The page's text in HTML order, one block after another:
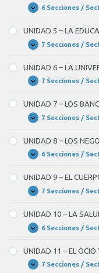
PAREJA
Y
AMIGOS
Expandir
UNIDAD
–
LAS
RELACIONES
HUMANAS
6 Secciones /
UNIDAD 5 – LA
Expandir
UNIDAD
–
LA
EDUCACIÓN
7 Secciones /
UNIDAD 6 – LA
Expandir
UNIDAD
–
LA
UNIVERSIDAD
7 Secciones /
UNIDAD 7 – LOS
Expandir
UNIDAD
–
LOS
BANCOS
7 Secciones /
UNIDAD 8 – LOS
Expandir
UNIDAD
–
LOS
NEGOCIOS
6 Secciones /
UNIDAD 9 – EL
Expandir
UNIDAD
–
EL
CUERPO
Y
HIGIENE
PERSONAL
7 Secciones /
UNIDAD 10 – LA
Expandir
UNIDAD
–
LA
SALUD
6 Secciones /
UNIDAD 11 – EL OCIO
Expandir
UNIDAD7 Secciones /